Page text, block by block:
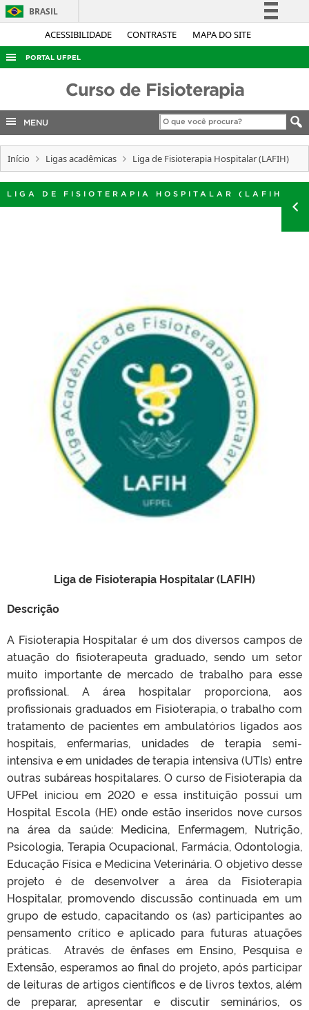
ACESSIBILIDADE CONTRASTE MAPA DO SITE
BRASIL
Simplifique!
Acesso à informação
Legislação
Canais
PORTAL UFPEL
COBALTO
INTERNACIONAL
Curso de Fisioterapia
MENU
Início Ligas acadêmicas Liga de Fisioterapia Hospitalar (LAFIH)
LIGA DE FISIOTERAPIA HOSPITALAR (LAFIH)
Liga de Fisioterapia Hospitalar (LAFIH)
Descrição
A Fisioterapia Hospitalar é um dos diversos campos de
atuação do fisioterapeuta graduado, sendo um setor
muito importante de mercado de trabalho para esse
profissional. A área hospitalar proporciona, aos
profissionais graduados em Fisioterapia, o trabalho com
tratamento de pacientes em ambulatórios ligados aos
hospitais, enfermarias, unidades de terapia semi-
intensiva e em unidades de terapia intensiva (UTIs) entre
outras subáreas hospitalares. O curso de Fisioterapia da
UFPel iniciou em 2020 e essa instituição possui um
Hospital Escola (HE) onde estão inseridos nove cursos
na área da saúde: Medicina, Enfermagem, Nutrição,
Psicologia, Terapia Ocupacional, Farmácia, Odontologia,
Educação Física e Medicina Veterinária. O objetivo desse
projeto é de desenvolver a área da Fisioterapia
Hospitalar, promovendo discussão continuada em um
grupo de estudo, capacitando os (as) participantes ao
pensamento crítico e aplicado para futuras atuações
práticas. Através de ênfases em Ensino, Pesquisa e
Extensão, esperamos ao final do projeto, após participar
de leituras de artigos científicos e de livros textos, além
de preparar, apresentar e discutir seminários, os